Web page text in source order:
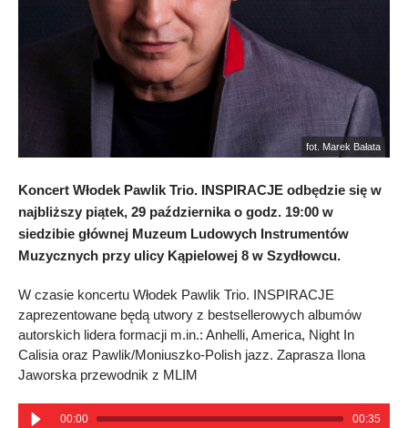
fot. Marek Bałata
Koncert Włodek Pawlik Trio. INSPIRACJE odbędzie się w
najbliższy piątek, 29 października o godz. 19:00 w
siedzibie głównej Muzeum Ludowych Instrumentów
Muzycznych przy ulicy Kąpielowej 8 w Szydłowcu.
W czasie koncertu Włodek Pawlik Trio. INSPIRACJE
zaprezentowane będą utwory z bestsellerowych albumów
autorskich lidera formacji m.in.: Anhelli, America, Night In
Calisia oraz Pawlik/Moniuszko-Polish jazz. Zaprasza Ilona
Jaworska przewodnik z MLIM
00:00 00:35